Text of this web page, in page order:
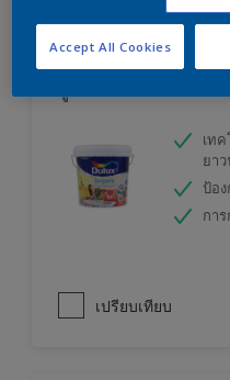
เท
ยา
ป้อ
กา
เปรียบเทียบ
Accept All Cookies